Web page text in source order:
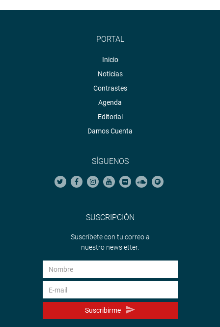
PORTAL
Inicio
Noticias
Contrastes
Agenda
Editorial
Damos Cuenta
SÍGUENOS
SUSCRIPCIÓN
Suscríbete con tu correo a
nuestro newsletter.
Suscribirme